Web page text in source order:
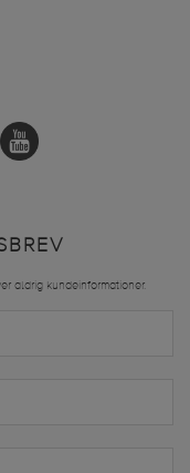
aldrig kundeinformationer.